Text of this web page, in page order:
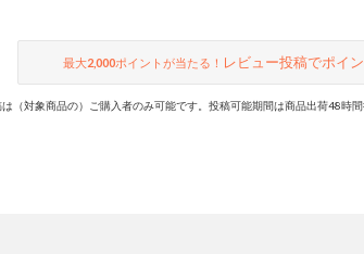
最大2,000ポイントが当たる！ レビュー投稿でポイ
（対象商品の）ご購入者のみ可能です。投稿可能期間は商品出荷48時